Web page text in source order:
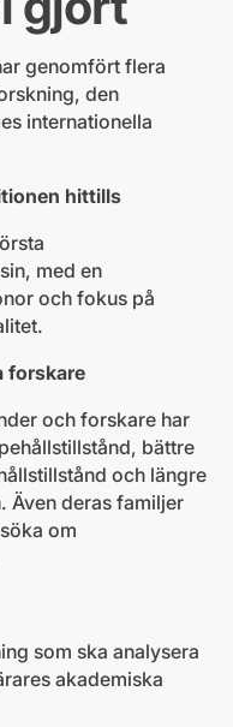
genomfört flera
den
internationella
hittills
med en
och fokus på
forskare
och forskare har
bättre
och längre
Även deras familjer
om
som ska analysera
akademiska